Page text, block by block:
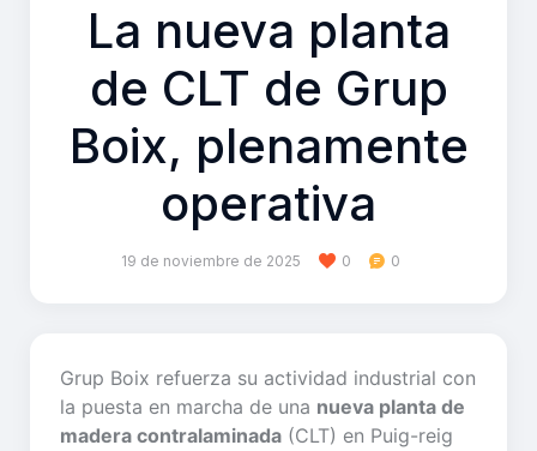
La nueva planta
de CLT de Grup
Boix, plenamente
operativa
19 de noviembre de 2025 0 0
Grup Boix refuerza su actividad industrial con
la puesta en marcha de una nueva planta de
madera contralaminada (CLT) en Puig-reig